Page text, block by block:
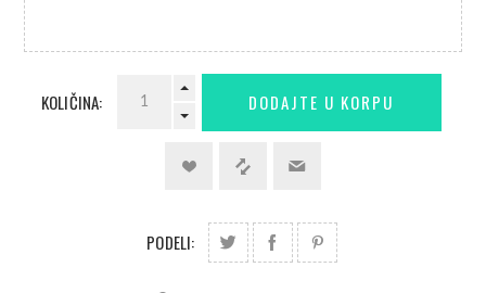
KOLIČINA:
PODELI: